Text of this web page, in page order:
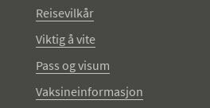
Reisevilkår
Viktig å vite
Pass og visum
Vaksineinformasjon